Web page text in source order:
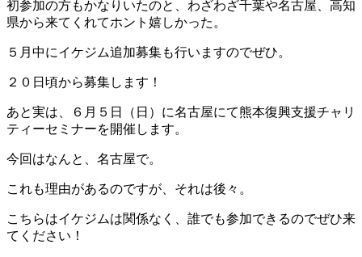
初参加の方もかなりいたのと、わざわざ千葉や名古屋、高知
県から来てくれてホント嬉しかった。
５月中にイケジム追加募集も行いますのでぜひ。
２０日頃から募集します！
あと実は、６月５日（日）に名古屋にて熊本復興支援チャリ
ティーセミナーを開催します。
今回はなんと、名古屋で。
これも理由があるのですが、それは後々。
こちらはイケジムは関係なく、誰でも参加できるのでぜひ来
てください！